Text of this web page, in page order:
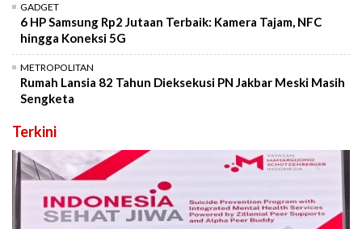
GADGET
6 HP Samsung Rp2 Jutaan Terbaik: Kamera Tajam, NFC
hingga Koneksi 5G
METROPOLITAN
Rumah Lansia 82 Tahun Dieksekusi PN Jakbar Meski Masih
Sengketa
Terkini